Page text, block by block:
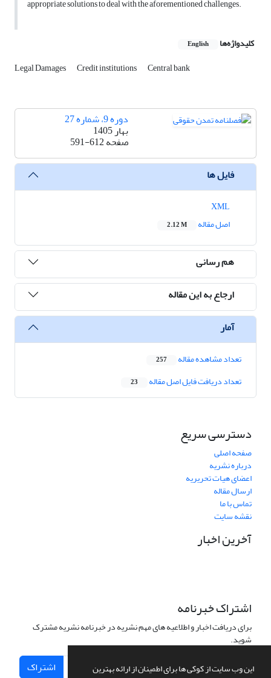
این وب سایت از کوکی ها برای اطمینان از ارائه بهترین
appropriate solutions to deal with the aforementioned challenges.
کلیدواژه‌ها English
Legal Damages Credit institutions Central bank
دوره 9، شماره 27
بهار 1405
صفحه591-612
فایل ها
اصل مقاله
2.12 M
هم رسانی
ارجاع به این مقاله
آمار
تعداد مشاهده مقاله 257
تعداد دریافت فایل اصل مقاله 23
دسترسی سریع
صفحه اصلی
درباره نشریه
اعضای هیات تحریریه
ارسال مقاله
تماس با ما
نقشه سایت
آخرین اخبار
اشتراک خبرنامه
برای دریافت اخبار و اطلاعیه های مهم نشریه در خبرنامه نشریه مشترک
شوید.
اشتراک